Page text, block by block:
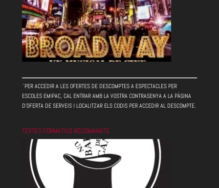
`PER ACCEDIR A LES OFERTES DE DESCOMPTES A ESPECTACLES PER
ESCOLES EMIPAC, CAL ENTRAR AMB LA VOSTRA CONTRASENYA A LA PÀGINA
D'OFERTA DE SERVEIS I LOCALITZAR ELS CODIS PER ACCEDIR AL DESCOMPTE.
TEXTES FORMATIUS RECOMANATS